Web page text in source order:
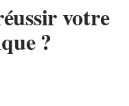
votre
?